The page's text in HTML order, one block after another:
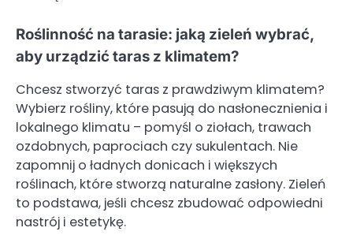
Roślinność na tarasie: jaką zieleń wybrać,
aby urządzić taras z klimatem?
Chcesz stworzyć taras z prawdziwym klimatem?
Wybierz rośliny, które pasują do nasłonecznienia i
lokalnego klimatu – pomyśl o ziołach, trawach
ozdobnych, paprociach czy sukulentach. Nie
zapomnij o ładnych donicach i większych
roślinach, które stworzą naturalne zasłony. Zieleń
to podstawa, jeśli chcesz zbudować odpowiedni
nastrój i estetykę.